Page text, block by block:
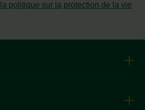
la politique sur la protection de la vie